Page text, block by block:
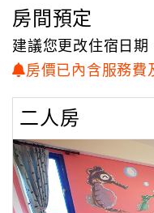
地
圖
顧
務
顧
客
房間預定
建議您更改住宿日期
房價已內含服務費
二人房